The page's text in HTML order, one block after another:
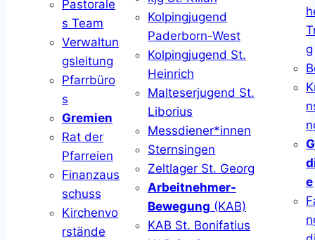
Pastorale
s Team
Verwaltun
gsleitung
Pfarrbüro
s
Gremien
Rat der
Pfarreien
Finanzaus
schuss
Kirchenvo
rstände
Kolpingjugend
Paderborn-West
Kolpingjugend St.
Heinrich
Malteserjugend St.
Liborius
Messdiener*innen
Sternsingen
Zeltlager St. Georg
Arbeitnehmer-
Bewegung (KAB)
KAB St. Bonifatius
g
e